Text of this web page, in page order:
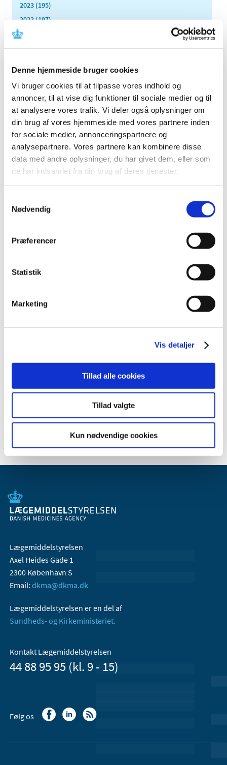
Denne hjemmeside bruger cookies
Vi bruger cookies til at tilpasse vores indhold og
annoncer, til at vise dig funktioner til sociale medier og til
at analysere vores trafik. Vi deler også oplysninger om
din brug af vores hjemmeside med vores partnere inden
for sociale medier, annonceringspartnere og
analysepartnere. Vores partnere kan kombinere disse
data med andre oplysninger, du har givet dem, eller som
de har indsamlet fra din brug af deres tjenester.
Nødvendig
Præferencer
Statistik
Marketing
Vis detaljer
Tillad alle cookies
Tillad valgte
Kun nødvendige cookies
2023 (195)
2022 (197)
2021 (516)
2020 (263)
2018 (150)
2017 (167)
2016 (167)
2015 (33)
2014 (44)
december (3)
november (3)
oktober (1)
september (7)
juli (2)
maj (2)
2013 (49)
2009 (14)
2007 (3)
2005 (2)
Lægemiddelstyrelsen
Axel Heides Gade 1
2300 København S
Email: dkma@dkma.dk
Lægemiddelstyrelsen er en del af
Sundheds- og Kirkeministeriet.
Kontakt Lægemiddelstyrelsen
44 88 95 95 (kl. 9 - 15)
Følg os